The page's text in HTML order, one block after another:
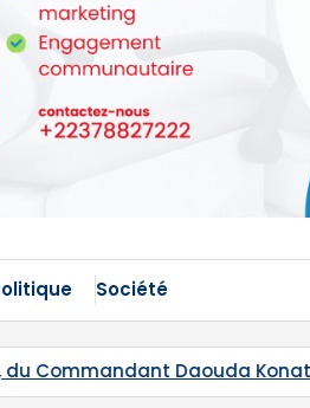
Société
et de Ras Bath programmés